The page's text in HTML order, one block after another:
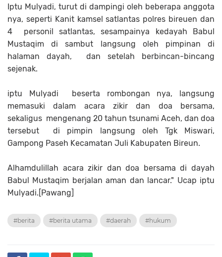
Iptu Mulyadi, turut di dampingi oleh beberapa anggota
nya, seperti Kanit kamsel satlantas polres bireuen dan
4 personil satlantas, sesampainya kedayah Babul
Mustaqim di sambut langsung oleh pimpinan di
halaman dayah, dan setelah berbincan-bincang
sejenak.
iptu Mulyadi beserta rombongan nya, langsung
memasuki dalam acara zikir dan doa bersama,
sekaligus mengenang 20 tahun tsunami Aceh, dan doa
tersebut di pimpin langsung oleh Tgk Miswari,
Gampong Paseh Kecamatan Juli Kabupaten Bireun.
Alhamdulillah acara zikir dan doa bersama di dayah
Babul Mustaqim berjalan aman dan lancar." Ucap iptu
Mulyadi.[Pawang]
#berita #berita utama #daerah #hukum